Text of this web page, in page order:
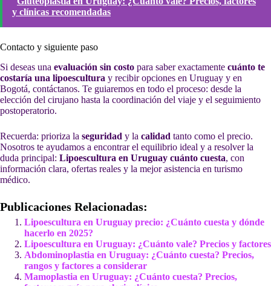
y clínicas recomendadas
Contacto y siguiente paso
Si deseas una evaluación sin costo para saber exactamente cuánto te
costaría una lipoescultura y recibir opciones en Uruguay y en
Bogotá, contáctanos. Te guiaremos en todo el proceso: desde la
elección del cirujano hasta la coordinación del viaje y el seguimiento
postoperatorio.
Recuerda: prioriza la seguridad y la calidad tanto como el precio.
Nosotros te ayudamos a encontrar el equilibrio ideal y a resolver la
duda principal: Lipoescultura en Uruguay cuánto cuesta, con
información clara, ofertas reales y la mejor asistencia en turismo
médico.
Publicaciones Relacionadas:
Lipoescultura en Uruguay precio: ¿Cuánto cuesta y dónde
hacerlo en 2025?
Lipoescultura en Uruguay: ¿Cuánto vale? Precios y factores
Abdominoplastia en Uruguay: ¿Cuánto cuesta? Precios,
rangos y factores a considerar
Mamoplastia en Uruguay: ¿Cuánto cuesta? Precios,